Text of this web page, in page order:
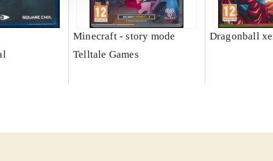
Minecraft - story mode
Telltale Games
Dragonball